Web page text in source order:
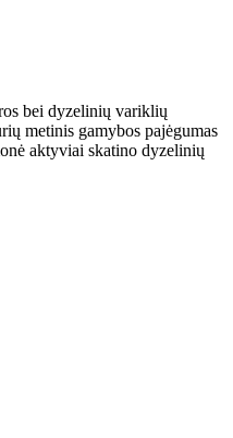
bei dyzelinių variklių
metinis gamybos pajėgumas
aktyviai skatino dyzelinių